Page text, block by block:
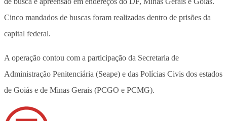
Cinco mandados de buscas foram realizadas dentro de prisões da
capital federal.
A operação contou com a participação da Secretaria de
Administração Penitenciária (Seape) e das Polícias Civis dos estados
de Goiás e de Minas Gerais (PCGO e PCMG).